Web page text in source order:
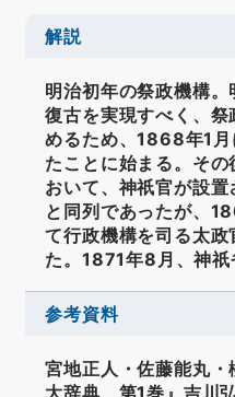
解説
明治初年の祭政機構
復古を実現すべく、
めるため、1868年1
たことに始まる。そ
おいて、神祇官が設
と同列であったが、
て行政機構を司る太
た。1871年8月、神祇
参考資料
宮地正人・佐藤能丸
大辞典 第1巻』吉川